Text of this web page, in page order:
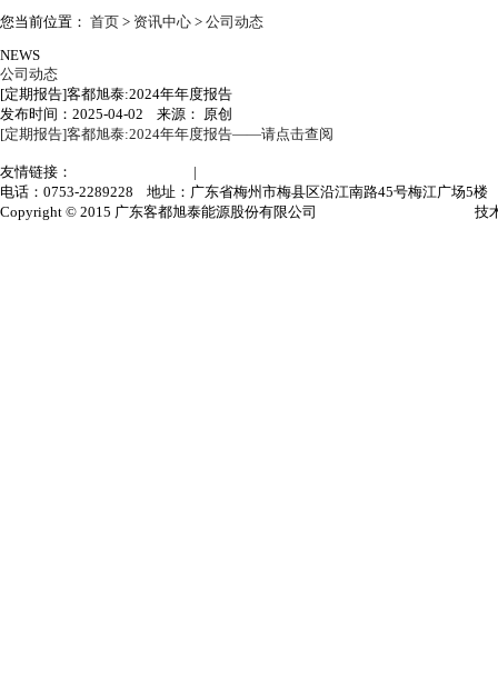
您当前位置： 首页 > 资讯中心 > 公司动态
NEWS
公司动态
[定期报告]客都旭泰:2024年年度报告
发布时间：2025-04-02 来源： 原创
[定期报告]客都旭泰:2024年年度报告——请点击查阅
友情链接： |
电话：0753-2289228 地址：广东省梅州市梅县区沿江南路45号梅江广场5楼
Copyright © 2015 广东客都旭泰能源股份有限公司
技